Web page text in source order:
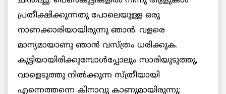
പ്രതീക്ഷിക്കുന്നതു പോലെയുള്ള ഒരു
നാണക്കാരിയായിരുന്നു ഞാന്‍. വളരെ
മാന്യമായാണു ഞാന്‍ വസ്ത്രം ധരിക്കുക.
കുട്ടിയായിരിക്കുമ്പോള്‍പ്പോലും സാരിയുടുത്തു,
വാളെടുത്തു നില്‍ക്കുന്ന സ്ത്രീയായി
എന്നെത്തന്നെ കിനാവു കാണുമായിരുന്നു;